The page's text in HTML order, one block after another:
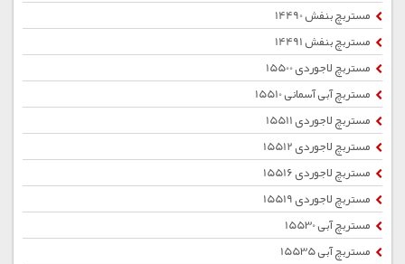
مستربچ بنفش 14490
مستربچ بنفش 14491
مستربچ لاجوردی 15500
مستربچ آبی آسمانی 15510
مستربچ لاجوردی 15511
مستربچ لاجوردی 15512
مستربچ لاجوردی 15516
مستربچ لاجوردی 15519
مستربچ آبی 15530
مستربچ آبی 15535